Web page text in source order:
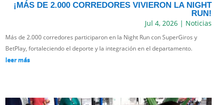
¡MÁS DE 2.000 CORREDORES VIVIERON LA NIGHT
RUN!
Jul 4, 2026| Noticias
Más de 2.000 corredores participaron en la Night Run con SuperGiros y
BetPlay, fortaleciendo el deporte y la integración en el departamento.
leer más